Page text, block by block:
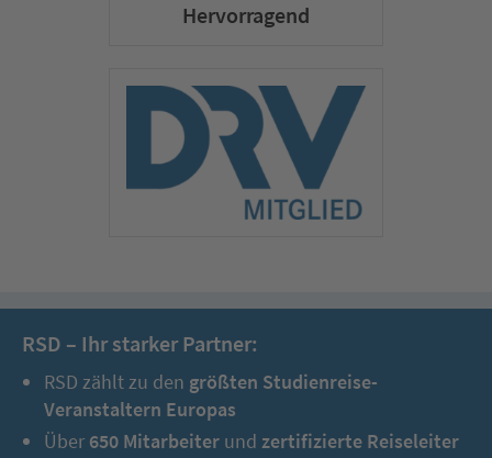
Hervorragend
RSD – Ihr starker Partner:
RSD zählt zu den größten Studienreise-
Veranstaltern Europas
Über 650 Mitarbeiter und zertifizierte Reiseleiter